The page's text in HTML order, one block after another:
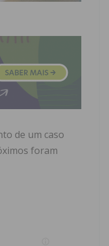
de um caso
foram